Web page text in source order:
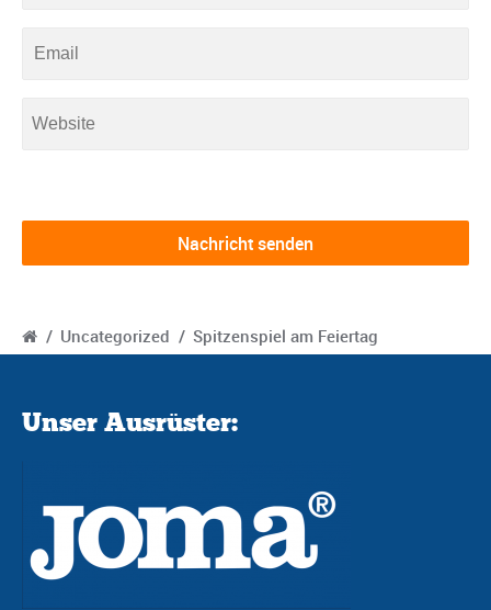
/ Uncategorized / Spitzenspiel am Feiertag
Unser Ausrüster: